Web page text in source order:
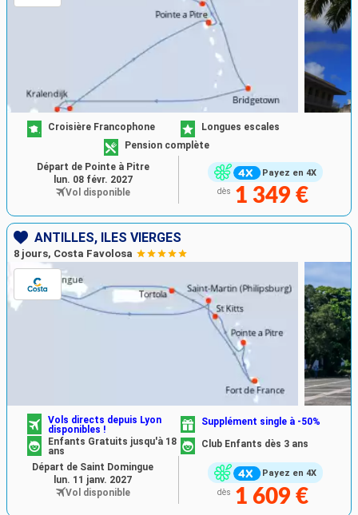
Payez en 4X
Croisière Francophone
Longues escales
Pension complète
dès 1 349 €
Départ de Pointe à Pitre
lun. 08 févr. 2027
Vol disponible
ANTILLES, ILES VIERGES
8 jours, Costa Favolosa
Payez en 4X
Vols directs depuis Lyon
disponibles !
Supplément single à -50%
Enfants Gratuits jusqu'à 18
ans
Club Enfants dès 3 ans
dès 1 609 €
Départ de Saint Domingue
lun. 11 janv. 2027
Vol disponible